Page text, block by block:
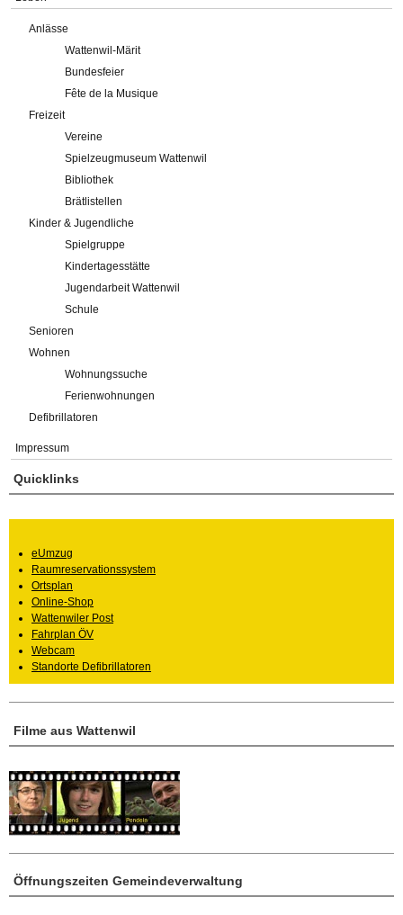
Anlässe
Wattenwil-Märit
Bundesfeier
Fête de la Musique
Freizeit
Vereine
Spielzeugmuseum Wattenwil
Bibliothek
Brätlistellen
Kinder & Jugendliche
Spielgruppe
Kindertagesstätte
Jugendarbeit Wattenwil
Schule
Senioren
Wohnen
Wohnungssuche
Ferienwohnungen
Defibrillatoren
Impressum
Öffnungszeiten Gemeindeverwaltung
Filme aus Wattenwil
Quicklinks
eUmzug
Raumreservationssystem
Ortsplan
Online-Shop
Wattenwiler Post
Fahrplan ÖV
Webcam
Standorte Defibrillatoren